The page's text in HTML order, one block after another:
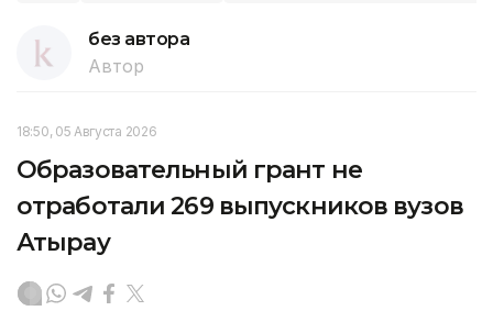
без автора
Автор
18:50, 05 Августа 2026
Образовательный грант не
отработали 269 выпускников вузов
Атырау